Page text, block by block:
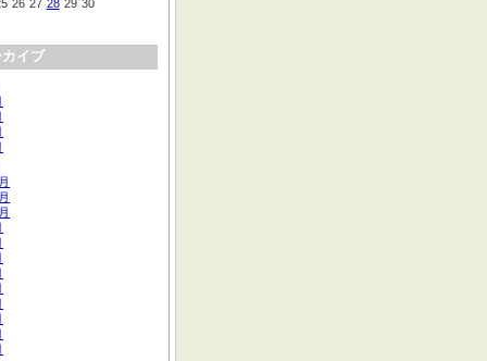
26 27 28 29 30
イブ